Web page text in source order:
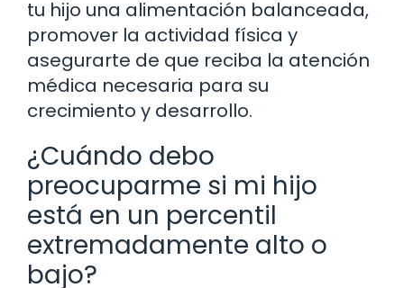
tu hijo una alimentación balanceada,
promover la actividad física y
asegurarte de que reciba la atención
médica necesaria para su
crecimiento y desarrollo.
¿Cuándo debo
preocuparme si mi hijo
está en un percentil
extremadamente alto o
bajo?